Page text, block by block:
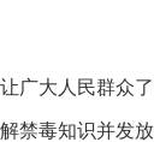
大人民群众
禁毒知识并发